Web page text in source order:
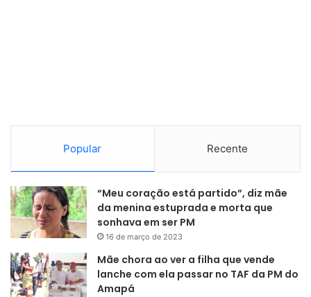
Popular Recente
“Meu coração está partido”, diz mãe
da menina estuprada e morta que
sonhava em ser PM
16 de março de 2023
Mãe chora ao ver a filha que vende
lanche com ela passar no TAF da PM do
Amapá